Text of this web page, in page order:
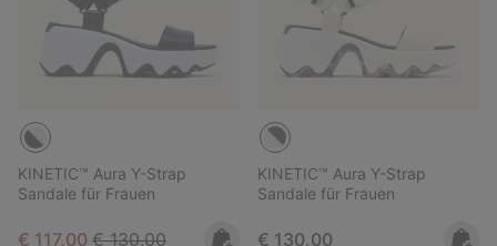
KINETIC™ Aura Y-Strap
Sandale für Frauen
Sale price:
€ 117,00 Regular price:
€ 130,00
KINETIC™ Aura Y-Strap
Sandale für Frauen
Regular price:
€ 130,00